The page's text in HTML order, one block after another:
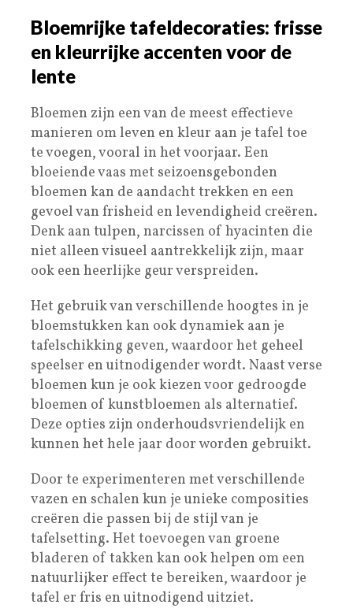
Bloemrijke tafeldecoraties: frisse
en kleurrijke accenten voor de
lente
Bloemen zijn een van de meest effectieve
manieren om leven en kleur aan je tafel toe
te voegen, vooral in het voorjaar. Een
bloeiende vaas met seizoensgebonden
bloemen kan de aandacht trekken en een
gevoel van frisheid en levendigheid creëren.
Denk aan tulpen, narcissen of hyacinten die
niet alleen visueel aantrekkelijk zijn, maar
ook een heerlijke geur verspreiden.
Het gebruik van verschillende hoogtes in je
bloemstukken kan ook dynamiek aan je
tafelschikking geven, waardoor het geheel
speelser en uitnodigender wordt. Naast verse
bloemen kun je ook kiezen voor gedroogde
bloemen of kunstbloemen als alternatief.
Deze opties zijn onderhoudsvriendelijk en
kunnen het hele jaar door worden gebruikt.
Door te experimenteren met verschillende
vazen en schalen kun je unieke composities
creëren die passen bij de stijl van je
tafelsetting. Het toevoegen van groene
bladeren of takken kan ook helpen om een
natuurlijker effect te bereiken, waardoor je
tafel er fris en uitnodigend uitziet.